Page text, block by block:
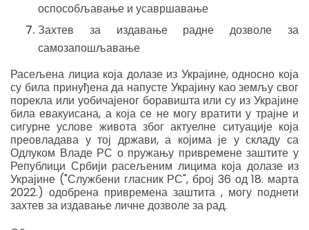
оспособљавање и усавршавање
Захтев за издавање радне дозволе за
самозапошљавање
Расељена лициа која долазе из Украјине, односно која
су била принуђена да напусте Украјину као земљу свог
порекла или уобичајеног боравишта или су из Украјине
била евакуисана, а која се не могу вратити у трајне и
сигурне услове живота због актуелне ситуације која
преовладава у тој држави, а којима је у складу са
Одлуком Владе РС о пружању привремене заштите у
Републици Србији расељеним лицима која долазе из
Украјине ("Службени гласник РС", број 36 од 18. марта
2022.) одобрена привремена заштита , могу поднети
захтев за издавање личне дозволе за рад.